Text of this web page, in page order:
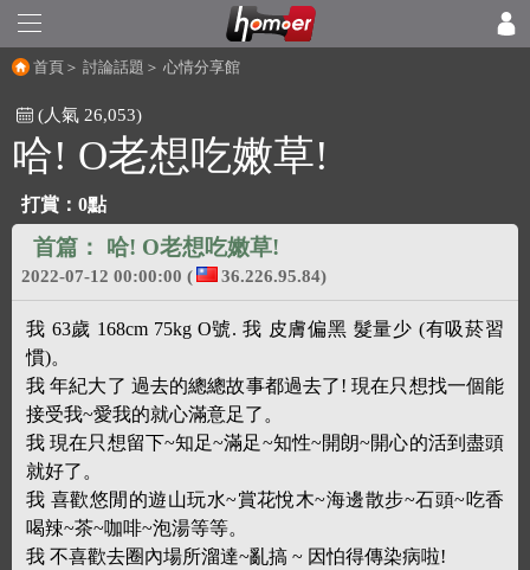
首頁 ＞ 討論話題 ＞ 心情分享館
(人氣 26,053)
哈! O老想吃嫩草!
打賞： 0點
首篇： 哈! O老想吃嫩草!
2022-07-12 00:00:00 ( 36.226.95.84)
我 63歲 168cm 75kg O號. 我 皮膚偏黑 髮量少 (有吸菸習
慣)。
我 年紀大了 過去的總總故事都過去了! 現在只想找一個能
接受我~愛我的就心滿意足了。
我 現在只想留下~知足~滿足~知性~開朗~開心的活到盡頭
就好了。
我 喜歡悠閒的遊山玩水~賞花悅木~海邊散步~石頭~吃香
喝辣~茶~咖啡~泡湯等等。
我 不喜歡去圈內場所溜達~亂搞 ~ 因怕得傳染病啦!